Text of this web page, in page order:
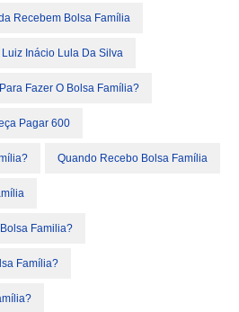
Recebem Bolsa Família
Luiz Inácio Lula Da Silva
Fazer O Bolsa Família?
Pagar 600
Quando Recebo Bolsa Família
Familia?
Família?